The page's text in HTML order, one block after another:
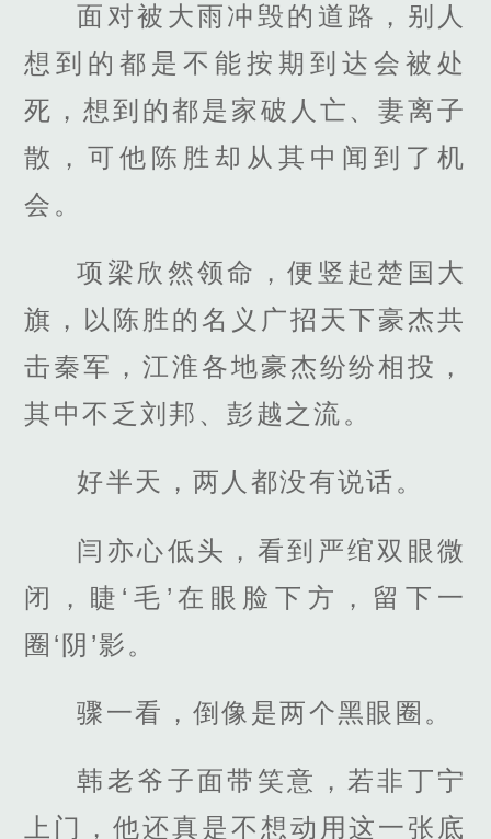
面对被大雨冲毁的道路，别人
想到的都是不能按期到达会被处
死，想到的都是家破人亡、妻离子
散，可他陈胜却从其中闻到了机
会。
项梁欣然领命，便竖起楚国大
旗，以陈胜的名义广招天下豪杰共
击秦军，江淮各地豪杰纷纷相投，
其中不乏刘邦、彭越之流。
好半天，两人都没有说话。
闫亦心低头，看到严绾双眼微
闭，睫‘毛’在眼脸下方，留下一
圈‘阴’影。
骤一看，倒像是两个黑眼圈。
韩老爷子面带笑意，若非丁宁
上门，他还真是不想动用这一张底